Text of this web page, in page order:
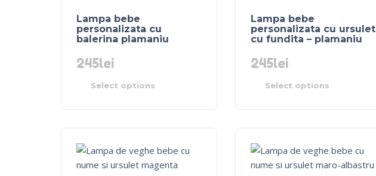
Lampa bebe
personalizata cu
balerina plamaniu
245lei
Select options
Lampa bebe
personalizata cu ursulet
cu fundita – plamaniu
245lei
Select options